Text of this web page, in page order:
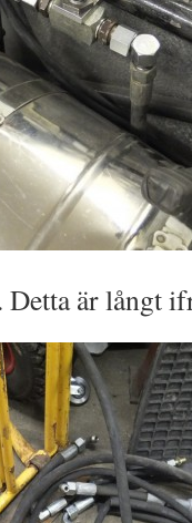
Detta är långt